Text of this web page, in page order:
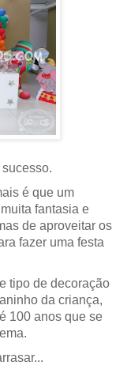
é que um
fantasia e
de aproveitar os
fazer uma festa
tipo de decoração
da criança,
100 anos que se